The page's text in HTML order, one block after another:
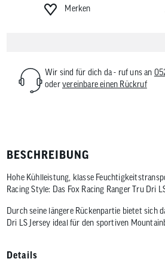
Merken
Wir sind für dich da - ruf uns an
odervereinbare einen Rückruf
BESCHREIBUNG
Hohe Kühlleistung, klasse
Racing Style: Das Fox Racing Ranger Tru Dri
Durch seine längere Rückenpartie bietet sich
Dri LS Jersey ideal für den sportiven
Details